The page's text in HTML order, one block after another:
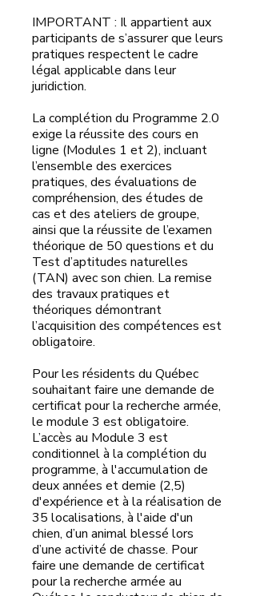
IMPORTANT : Il appartient aux
participants de s’assurer que leurs
pratiques respectent le cadre
légal applicable dans leur
juridiction.
La complétion du Programme 2.0
exige la réussite des cours en
ligne (Modules 1 et 2), incluant
l’ensemble des exercices
pratiques, des évaluations de
compréhension, des études de
cas et des ateliers de groupe,
ainsi que la réussite de l’examen
théorique de 50 questions et du
Test d’aptitudes naturelles
(TAN) avec son chien. La remise
des travaux pratiques et
théoriques démontrant
l’acquisition des compétences est
obligatoire.
Pour les résidents du Québec
souhaitant faire une demande de
certificat pour la recherche armée,
le module 3 est obligatoire.
L’accès au Module 3 est
conditionnel à la complétion du
programme, à l'accumulation de
deux années et demie (2,5)
d'expérience et à la réalisation de
35 localisations, à l'aide d'un
chien, d’un animal blessé lors
d’une activité de chasse. Pour
faire une demande de certificat
pour la recherche armée au